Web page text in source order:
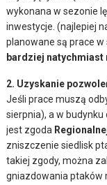
wykonana w sezonie
inwestycje. (najlepiej
planowane są prace w
bardziej
2. Uzyskanie
Jeśli prace muszą
sierpnia), a w
jest zgoda
zniszczenie siedlisk
takiej zgody, można
gniazdowania ptaków